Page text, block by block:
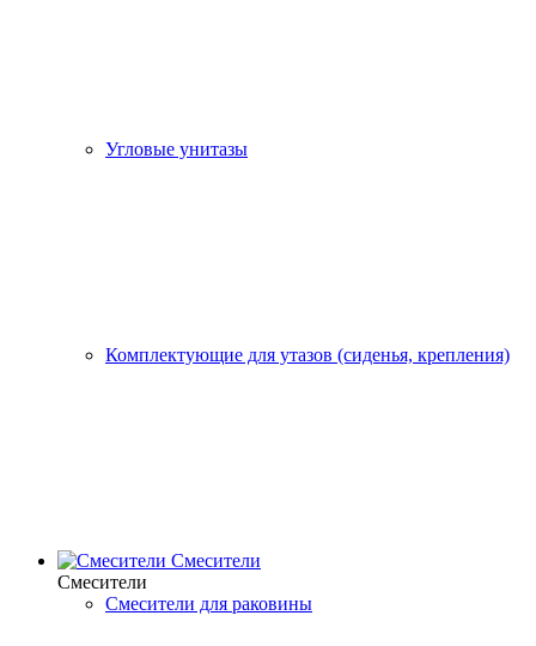
Угловые унитазы
Комплектующие для утазов (сиденья, крепления)
Смесители
Смесители
Смесители для раковины